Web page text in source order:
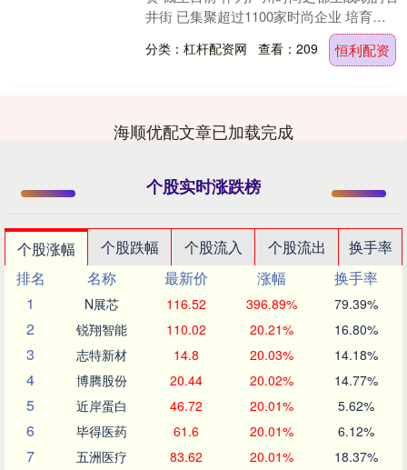
井街 已集聚超过1100家时尚企业 培育出
100余个优质品牌 年交易额超千亿元，产
值....
分类：杠杆配资网 查看：209 恒利配资
海顺优配文章已加载完成
个股实时涨跌榜
个股涨幅 个股跌幅 个股流入 个股流出
换手率
排名
名称 最新价 涨幅
换手率
1
N展芯 116.52 396.89% 79.39%
2 锐翔智能 110.02 20.21% 16.80%
3 志特新材 14.8 20.03% 14.18%
4 博腾股份 20.44 20.02% 14.77%
5 近岸蛋白 46.72 20.01% 5.62%
6 毕得医药 61.6 20.01% 6.12%
7 五洲医疗 83.62 20.01% 18.37%